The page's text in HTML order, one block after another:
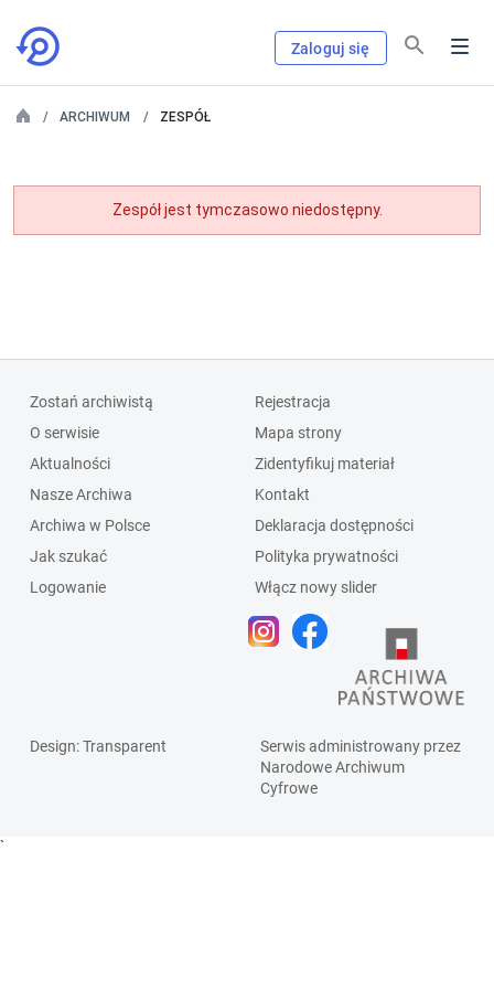
Zaloguj się
ARCHIWUM ZESPÓŁ
Zespół jest tymczasowo niedostępny.
Zostań archiwistą
O serwisie
Aktualności
Nasze Archiwa
Archiwa w Polsce
Jak szukać
Logowanie
Rejestracja
Mapa strony
Zidentyfikuj materiał
Kontakt
Deklaracja dostępności
Polityka prywatności
Włącz nowy slider
Design: Transparent
Serwis administrowany przez
Narodowe Archiwum
Cyfrowe
`